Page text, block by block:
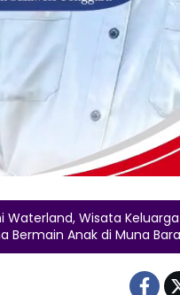
Waterland, Wisata
Bermain Anak di Muna